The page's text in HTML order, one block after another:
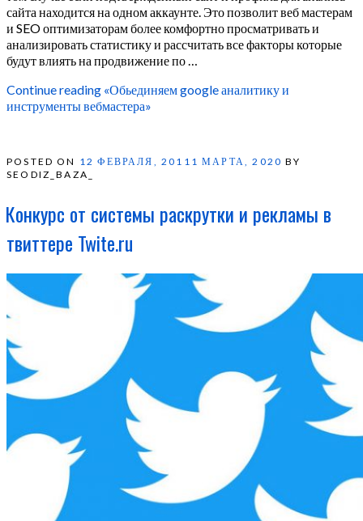
сайта находится на одном аккаунте. Это позволит веб мастерам
и SEO оптимизаторам более комфортно просматривать и
анализировать статистику и рассчитать все факторы которые
будут влиять на продвижение по …
Continue reading «Обьединяем google аналитику и
инструменты вебмастера»
POSTED ON 12 ФЕВРАЛЯ, 2011 1 МАРТА, 2020 BY
SEODIZ_BAZA_
Конкурс от системы раскрутки и рекламы в
твиттере Twite.ru